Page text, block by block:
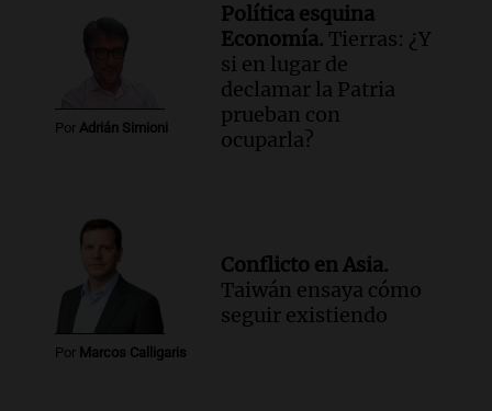
Audio.
Walter Mazzanti en Cadena 3
Rosario: "Vamos a estar entre los
primeros ocho"
con nuevas declaraciones de testigos
sobre el accidente
Panorama Federal
Episodios
Audio.El viento complica el combate
del incendio forestal en Villa Yacanto
Por Adrián Simioni
Política esquina
Economía. Tierras: ¿Y
si en lugar de
declamar la Patria
prueban con
ocuparla?
Por Marcos Calligaris
Conflicto en Asia.
Taiwán ensaya cómo
seguir existiendo